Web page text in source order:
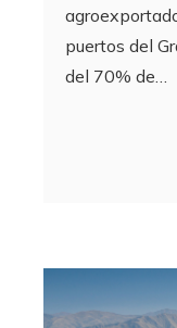
puertos del
del 70% de…